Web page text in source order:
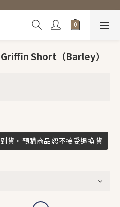
Griffin Short（Barley）
貨。預購商品恕不接受退換貨